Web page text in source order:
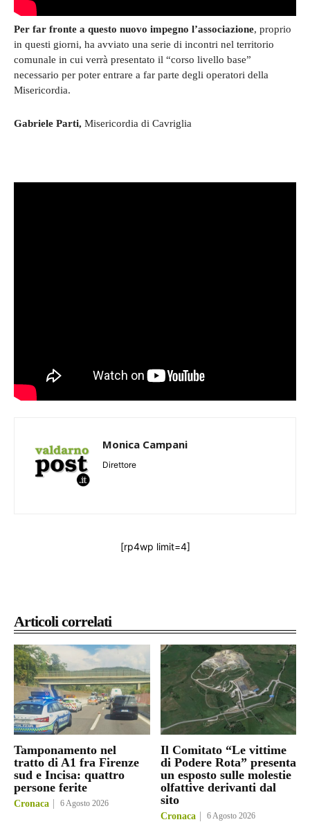
Articoli correlati
Tamponamento nel
tratto di A1 fra Firenze
sud e Incisa: quattro
persone ferite
Cronaca 6 Agosto 2026
Il Comitato “Le vittime
di Podere Rota” presenta
un esposto sulle molestie
olfattive derivanti dal
sito
Cronaca 6 Agosto 2026
Per far fronte a questo nuovo impegno l’associazione, proprio
in questi giorni, ha avviato una serie di incontri nel territorio
comunale in cui verrà presentato il “corso livello base”
necessario per poter entrare a far parte degli operatori della
Misericordia.
Gabriele Parti, Misericordia di Cavriglia
Monica Campani
Direttore
[rp4wp limit=4]